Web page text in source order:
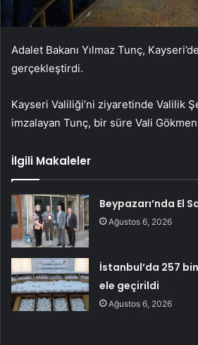
Adalet Bakanı Yılmaz Tunç,
gerçekleştirdi.
Kayseri Valiliği’ni ziyaretinde Valilik
imzalayan Tunç, bir süre Vali
İlgili Makaleler
Beypazarı’nda El
Ağustos 6, 2026
İstanbul’da 257
ele geçirildi
Ağustos 6, 2026